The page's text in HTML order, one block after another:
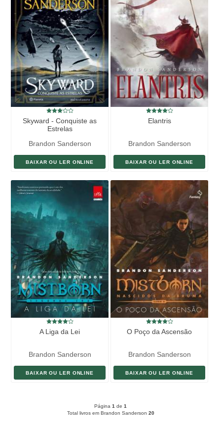
Skyward - Conquiste as
Estrelas
Brandon Sanderson
BAIXAR OU LER ONLINE
Elantris
Brandon Sanderson
BAIXAR OU LER ONLINE
A Liga da Lei
Brandon Sanderson
BAIXAR OU LER ONLINE
O Poço da Ascensão
Brandon Sanderson
BAIXAR OU LER ONLINE
Página 1 de 1
Total livros em Brandon Sanderson 20